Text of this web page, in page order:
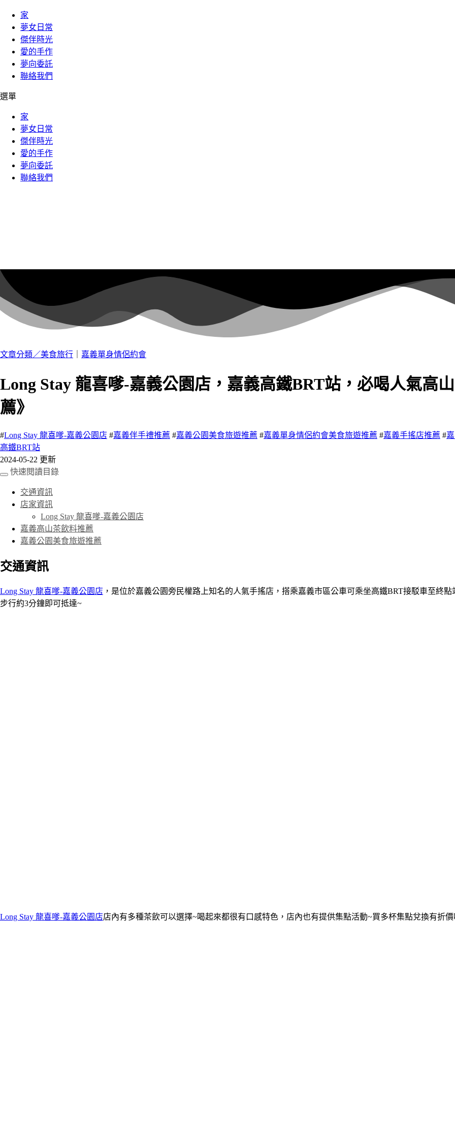
家
夢女日常
傑伴時光
愛的手作
夢向委託
聯絡我們
選單
家
夢女日常
傑伴時光
愛的手作
夢向委託
聯絡我們
文章分類／美食旅行 嘉義單身情侶約會
Long Stay 龍喜嗲-嘉義公園店，嘉義高鐵BRT站，必喝人氣高
薦》
#Long Stay 龍喜嗲-嘉義公園店 #嘉義伴手禮推薦 #嘉義公園美食旅遊推薦 #嘉義單身情侶約會美食旅遊推薦 #嘉義手搖店推薦 #
高鐵BRT站
2024-05-22 更新
快速閱讀目錄
交通資訊
店家資訊
Long Stay 龍喜嗲-嘉義公園店
嘉義高山茶飲料推薦
嘉義公園美食旅遊推薦
交通資訊
Long Stay 龍喜嗲-嘉義公園店 ，是位於嘉義公園旁民權路上知名的人氣手搖店，搭乘嘉義市區公車可乘坐高鐵BRT接駁車至終
步行約3分鐘即可抵達~
Long Stay 龍喜嗲-嘉義公園店店內有多種茶飲可以選擇~喝起來都很有口感特色，店內也有提供集點活動~買多杯集點兌換有折價